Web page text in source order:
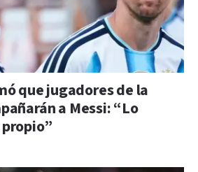
que jugadores de la
a Messi: “Lo